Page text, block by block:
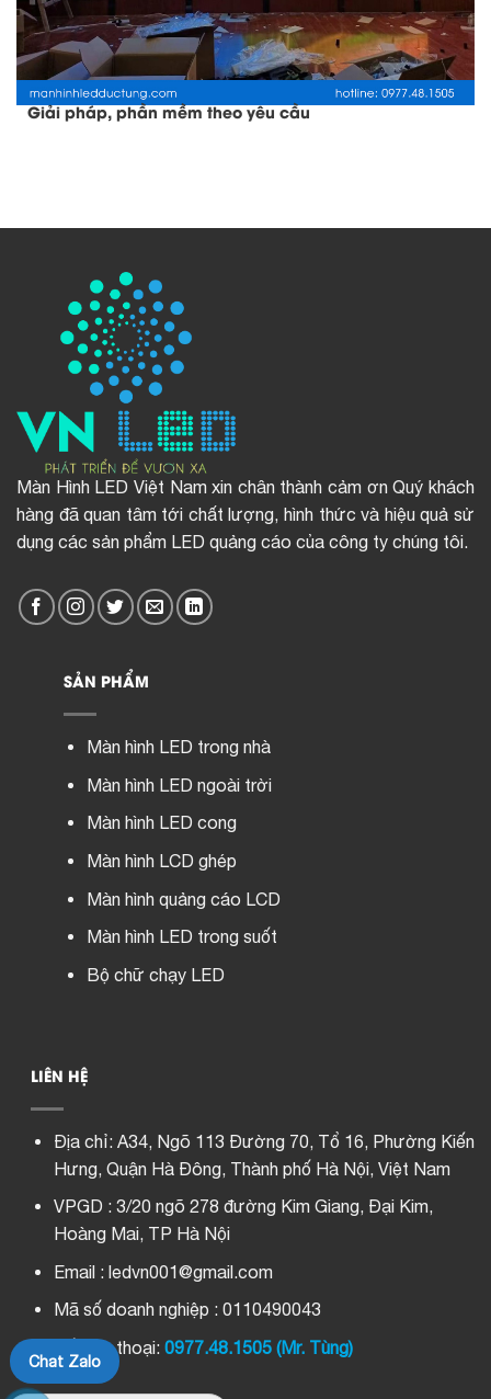
Giải pháp, phần mềm theo yêu cầu
Màn Hình LED Việt Nam xin chân thành cảm ơn Quý khách
hàng đã quan tâm tới chất lượng, hình thức và hiệu quả sử
dụng các sản phẩm LED quảng cáo của công ty chúng tôi.
SẢN PHẨM
Màn hình LED trong nhà
Màn hình LED ngoài trời
Màn hình LED cong
Màn hình LCD ghép
Màn hình quảng cáo LCD
Màn hình LED trong suốt
Bộ chữ chạy LED
LIÊN HỆ
Địa chỉ: A34, Ngõ 113 Đường 70, Tổ 16, Phường Kiến
Hưng, Quận Hà Đông, Thành phố Hà Nội, Việt Nam
VPGD : 3/20 ngõ 278 đường Kim Giang, Đại Kim,
Hoàng Mai, TP Hà Nội
Email : ledvn001@gmail.com
Mã số doanh nghiệp : 0110490043
Số điện thoại: 0977.48.1505 (Mr. Tùng)
Chat Zalo